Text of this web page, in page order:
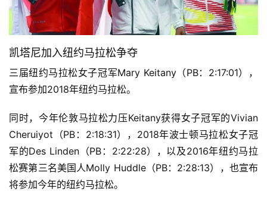
凯塔尼加入纽约马拉松争夺
三届纽约马拉松女子冠军Mary Keitany（PB：2:17:01），
宣布参加2018年纽约马拉松。
同时，今年伦敦马拉松力压Keitany获得女子冠军的Vivian
Cheruiyot（PB：2:18:31），2018年波士顿马拉松女子冠
军的Des Linden（PB：2:22:28），以及2016年纽约马拉
松赛第三名美国人Molly Huddle（PB：2:28:13），也宣布
将参加今年的纽约马拉松。